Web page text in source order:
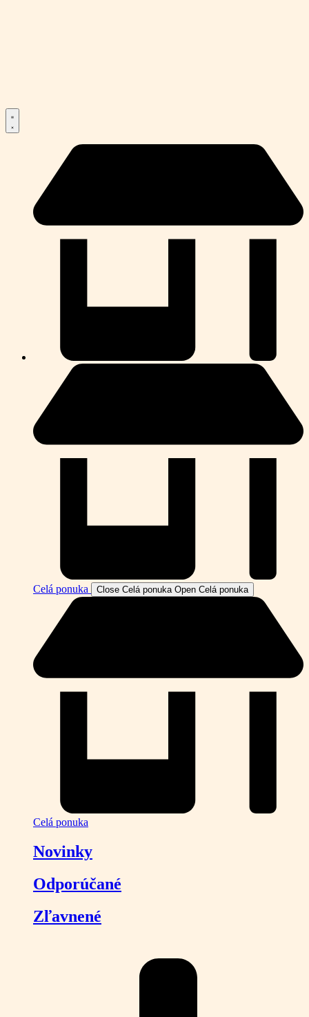
Celá ponuka Close Celá ponuka Open Celá ponuka
Celá ponuka
Novinky
Odporúčané
Zľavnené